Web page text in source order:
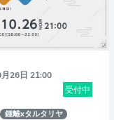
26日 21:00
受付中
鍾離xタルタリヤ